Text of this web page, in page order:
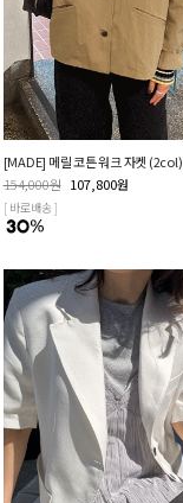
[MADE] 메릴 코튼 워크 자켓 (2col)
154,000원 107,800원
[ 바로배송 ]